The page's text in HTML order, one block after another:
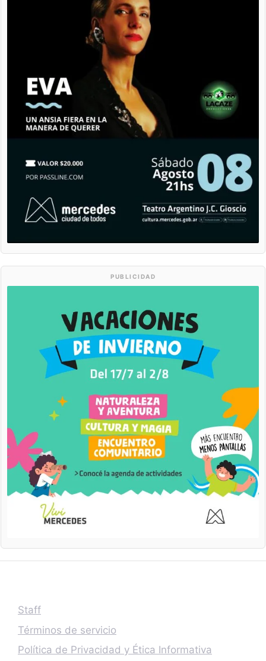
PUBLICIDAD
Staff
Términos de servicio
Política de Privacidad y Ética Informativa